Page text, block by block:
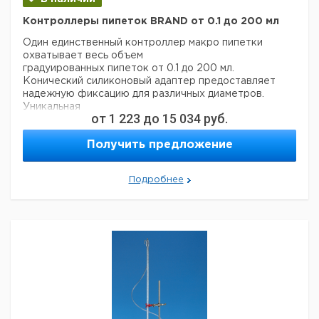
Контроллеры пипеток BRAND от 0.1 до 200 мл
Один единственный контроллер макро пипетки
охватывает весь объем
градуированных пипеток от 0.1 до 200 мл.
Конический силиконовый адаптер предоставляет
надежную фиксацию для различных диаметров.
Уникальная
система клапанов позволяет легко сжимать
вещества. Пружинный рычаг привносит еще более
чувствительное
автоклавируется при 121°C
Комплект поставки: контроллер пипетки вкл.
Комплект включает в себя контроллер пипетки,
серый, 3 градуированные пипетки 5 мл, 3
пипетки 10 мл, пластиковая крышка
от 1 223 до 15 034 руб.
Получить предложение
Подробнее